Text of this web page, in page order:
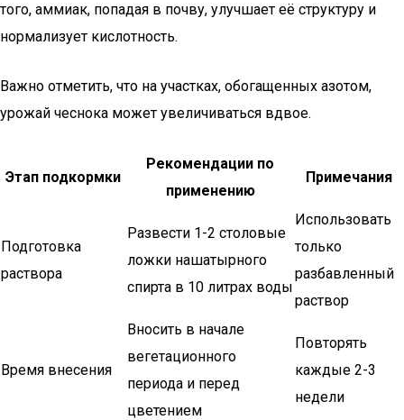
того, аммиак, попадая в почву, улучшает её структуру и
нормализует кислотность.
Важно отметить, что на участках, обогащенных азотом,
урожай чеснока может увеличиваться вдвое.
Этап подкормки
Рекомендации по
применению
Примечания
Подготовка
раствора
Развести 1-2 столовые
ложки нашатырного
спирта в 10 литрах воды
Использовать
только
разбавленный
раствор
Время внесения
Вносить в начале
вегетационного
периода и перед
цветением
Повторять
каждые 2-3
недели